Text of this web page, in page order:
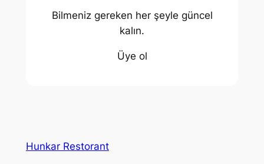
Bilmeniz gereken her şeyle güncel
kalın.
Üye ol
Hunkar Restorant